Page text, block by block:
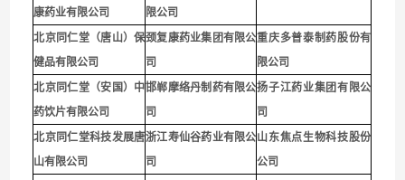
康药业有限公司
限公司
北京同仁堂（唐山）保
健品有限公司
颈复康药业集团有限公
司
重庆多普泰制药股份有
限公司
北京同仁堂（安国）中
药饮片有限公司
邯郸摩络丹制药有限公
司
扬子江药业集团有限公
司
北京同仁堂科技发展唐
山有限公司
浙江寿仙谷药业有限公
司
山东焦点生物科技股份
公司